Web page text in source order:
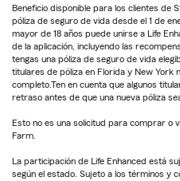
Beneficio disponible para los clientes de
póliza de seguro de vida desde el 1 de
mayor de 18 años puede unirse a Life
de la aplicación, incluyendo las
tengas una póliza de seguro de vida
titulares de póliza en Florida y New York
completo.Ten en cuenta que algunos
retraso antes de que una nueva póliza
Esto no es una solicitud para comprar o
Farm.
La participación de Life Enhanced está
según el estado. Sujeto a los términos y